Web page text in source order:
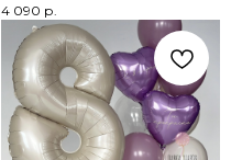
4 090 р.